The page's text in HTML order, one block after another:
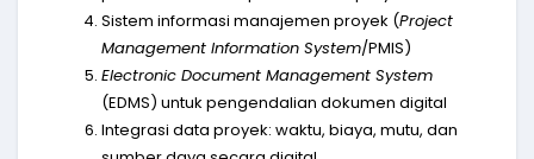
Sistem informasi manajemen proyek (Project
Management Information System/PMIS)
Electronic Document Management System
(EDMS) untuk pengendalian dokumen digital
Integrasi data proyek: waktu, biaya, mutu, dan